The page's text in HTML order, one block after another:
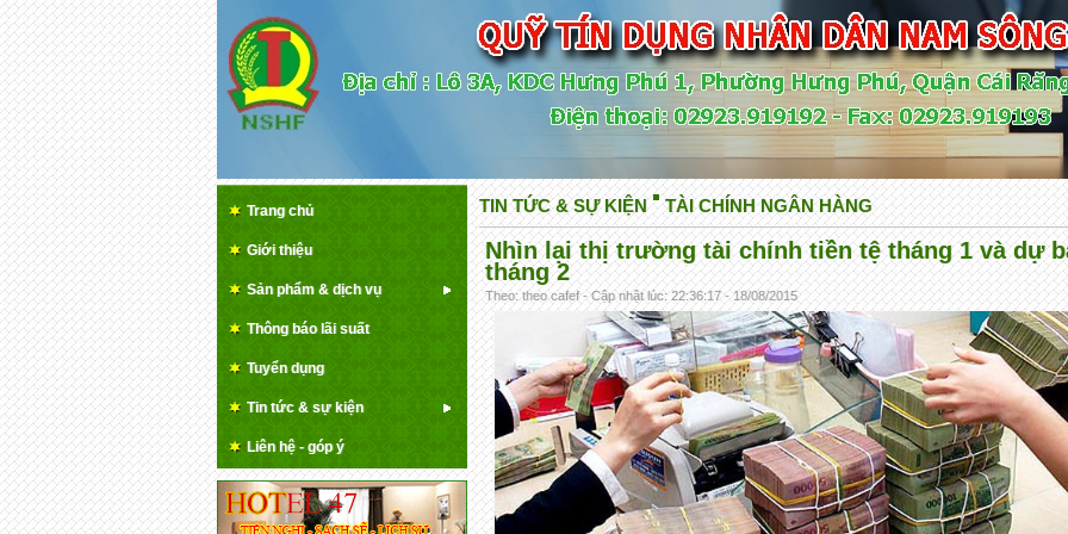
Trang chủ
Giới thiệu
Sản phẩm & dịch vụ
Thông báo lãi suất
Tuyển dụng
Tin tức & sự kiện
Liên hệ - góp ý
TIN TỨC & SỰ KIỆN TÀI CHÍNH NGÂN HÀNG
Nhìn lại thị trường tài chính tiền tệ tháng 1 và dự
tháng 2
Theo: theo cafef - Cập nhật lúc: 22:36:17 - 18/08/2015